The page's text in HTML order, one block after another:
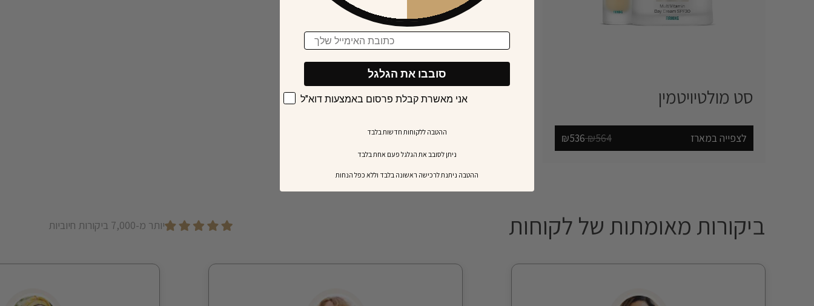
סט מולטיויטמין ‎
לצפייה במארז ₪564
₪536
ביקורות מאומתות של לקוחות יותר מ-7,000 ביקורות חיוביות
Email
סובבו את הגלגל
אני מאשרת קבלת פרסום באמצעות דוא"ל
ההטבה ללקוחות חדשות בלבד
ניתן לסובב את הגלגל פעם אחת בלבד
​ההטבה ניתנת לרכישה ראשונה בלבד וללא כפל הנחות